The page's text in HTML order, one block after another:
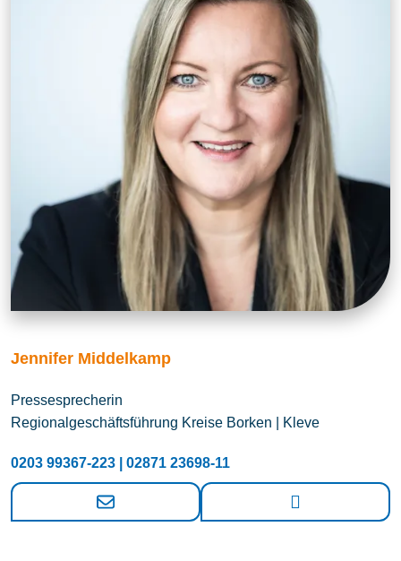
Jennifer Middelkamp
Pressesprecherin
Regionalgeschäftsführung Kreise Borken | Kleve
0203 99367-223 | 02871 23698-11